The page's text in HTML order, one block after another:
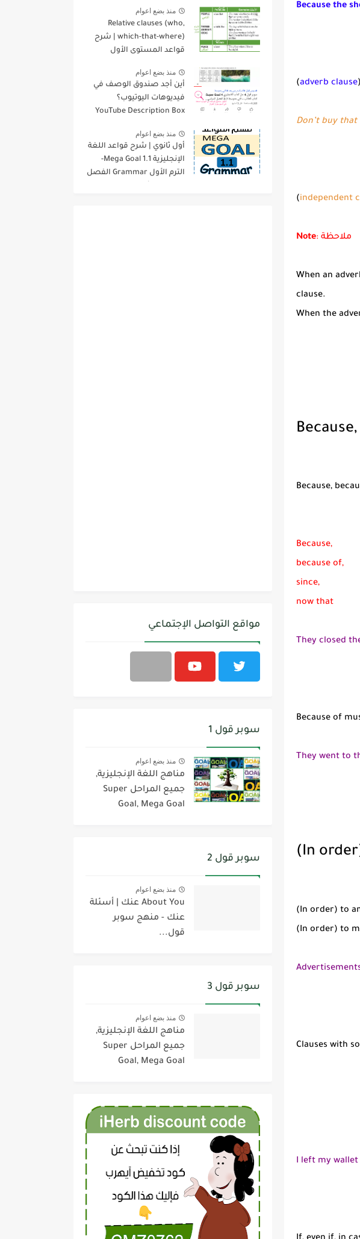
Because the
(adverb clause)
Don’t buy that
(independent
Note : ملاحظة
When an
clause.
When the
Because,
Because,
because of,
since,
now that
They closed
Because of
They went to
(In
(In order) to
(In order) to
Clauses with
I left my
منذ بضع اعوام
Relative clauses (who,
which-that-where) | شرح
قواعد المستوى الأول
منذ بضع اعوام
أين أجد صندوق الوصف في
فيديوهات اليوتيوب؟
YouTube Description Box
منذ بضع اعوام
أول ثانوي | شرح قواعد اللغة
الإنجليزية 1.1 Mega Goal-
الترم الأول Grammar الفصل
مواقع التواصل الإجتماعي
سوبر قول 1
منذ بضع اعوام
مناهج اللغة الإنجليزية,
جميع المراحل Super
Goal, Mega Goal
سوبر قول 2
منذ بضع اعوام
About You عنك | أسئلة
عنك - منهج سوبر
قول...
سوبر قول 3
منذ بضع اعوام
مناهج اللغة الإنجليزية,
جميع المراحل Super
Goal, Mega Goal